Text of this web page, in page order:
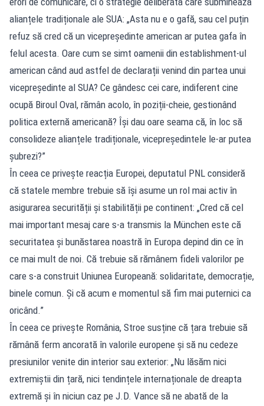
alianțele tradiționale ale SUA: „Asta nu e o gafă, sau cel puțin
refuz să cred că un vicepreședinte american ar putea gafa în
felul acesta. Oare cum se simt oamenii din establishment-ul
american când aud astfel de declarații venind din partea unui
vicepreședinte al SUA? Ce gândesc cei care, indiferent cine
ocupă Biroul Oval, rămân acolo, în poziții-cheie, gestionând
politica externă americană? Își dau oare seama că, în loc să
consolideze alianțele tradiționale, vicepreședintele le-ar putea
șubrezi?”
În ceea ce privește reacția Europei, deputatul PNL consideră
că statele membre trebuie să își asume un rol mai activ în
asigurarea securității și stabilității pe continent: „Cred că cel
mai important mesaj care s-a transmis la München este că
securitatea și bunăstarea noastră în Europa depind din ce în
ce mai mult de noi. Că trebuie să rămânem fideli valorilor pe
care s-a construit Uniunea Europeană: solidaritate, democrație,
binele comun. Și că acum e momentul să fim mai puternici ca
oricând.”
În ceea ce privește România, Stroe susține că țara trebuie să
rămână ferm ancorată în valorile europene și să nu cedeze
presiunilor venite din interior sau exterior: „Nu lăsăm nici
extremiștii din țară, nici tendințele internaționale de dreapta
extremă și în niciun caz pe J.D. Vance să ne abată de la